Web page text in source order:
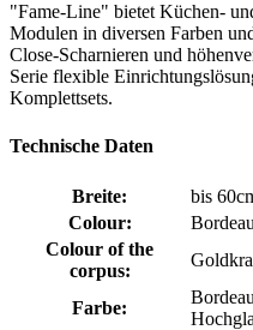
"Fame-Line" bietet Küchen-
Modulen in diversen Farben
Close-Scharnieren und
Serie flexible
Komplettsets.
Technische Daten
Breite:
bis
Colour:
Colour of the
corpus:
Farbe: